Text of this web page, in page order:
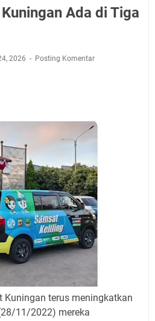
Meskipun Memiliki Sekarung Penuh Uang
Waktu itu Bukan Cuma Kewajiban, Tapi
Tuan Rumah Pendampingan Penyusunan
SPMI
Kita Merdeka Dari Hawa Nafsu?
di Pasar Kepuh Kuningan Kamis 6
Daging Naik, Telur Turun
Bupati Kuningan Jumat 7 Agustus
Tiga, Tapi yang Bakal Dihadiri Hanya Satu
Lokasi Samsat Keliling Kuningan Jumat 7
Ada di Tiga
2026 Posting Komentar
Kuningan terus meningkatkan
11/2022) mereka